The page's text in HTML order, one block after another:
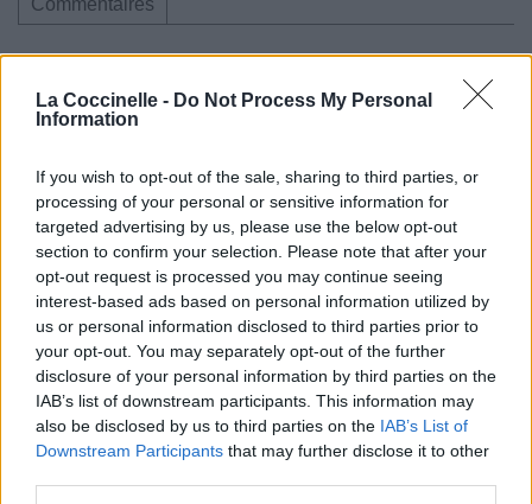
La Coccinelle - Do Not Process My Personal
Information
If you wish to opt-out of the sale, sharing to third parties, or
processing of your personal or sensitive information for
targeted advertising by us, please use the below opt-out
section to confirm your selection. Please note that after your
opt-out request is processed you may continue seeing
interest-based ads based on personal information utilized by
us or personal information disclosed to third parties prior to
your opt-out. You may separately opt-out of the further
disclosure of your personal information by third parties on the
IAB’s list of downstream participants. This information may
also be disclosed by us to third parties on the IAB’s List of
Downstream Participants that may further disclose it to other
Commentaires
Pour prolonger le plaisir musical :
Vous aimez chanter, apprenez la guitare chez
Télécharger légalement les MP3 sur
Télécharger légalement les MP3 ou trouver le CD sur
Trouver des vinyles et des CD sur
Trouver un instrument de musique ou une partition au
meilleur prix sur
Paroles + Traduction Téléchargement
Vidéos
Commentaires